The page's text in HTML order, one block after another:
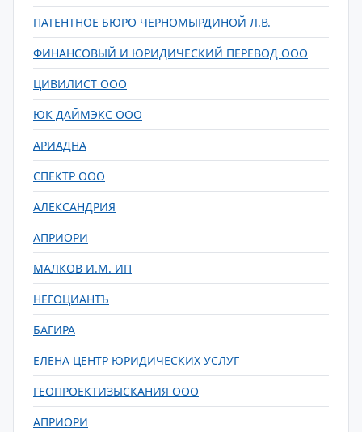
ПАТЕНТНОЕ БЮРО ЧЕРНОМЫРДИНОЙ Л.В.
ФИНАНСОВЫЙ И ЮРИДИЧЕСКИЙ ПЕРЕВОД ООО
ЦИВИЛИСТ ООО
ЮК ДАЙМЭКС ООО
АРИАДНА
СПЕКТР ООО
АЛЕКСАНДРИЯ
АПРИОРИ
МАЛКОВ И.М. ИП
НЕГОЦИАНТЪ
БАГИРА
ЕЛЕНА ЦЕНТР ЮРИДИЧЕСКИХ УСЛУГ
ГЕОПРОЕКТИЗЫСКАНИЯ ООО
АПРИОРИ